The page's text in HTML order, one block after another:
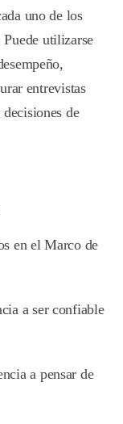
uno de los
utilizarse
entrevistas
de
en el Marco de
a ser confiable
a pensar de